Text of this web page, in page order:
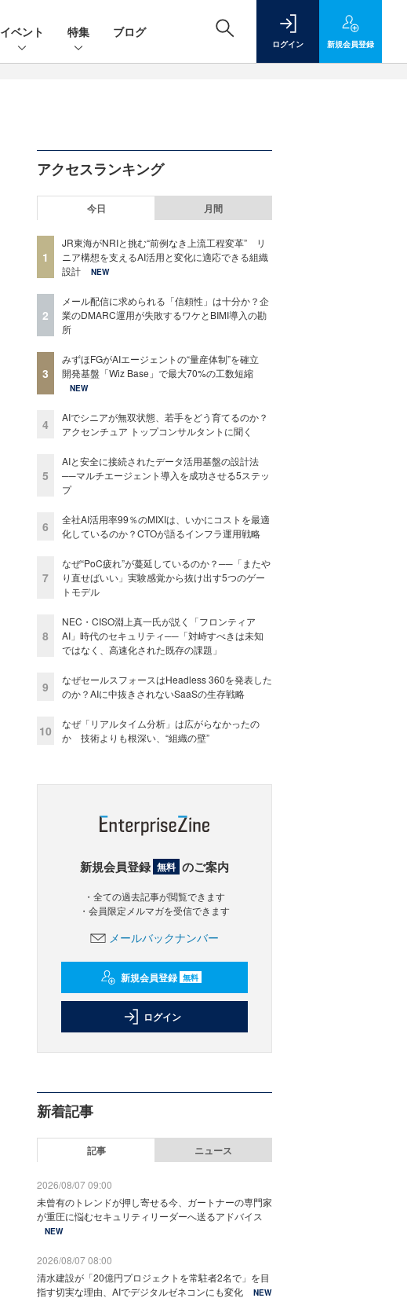
イベント 特集 ブログ
ログイン 新規会員登録
アクセスランキング
今日 月間
1
JR東海がNRIと挑む“前例なき上流工程変革” リ
ニア構想を支えるAI活用と変化に適応できる組織
設計
NEW
2
メール配信に求められる「信頼性」は十分か？企
業のDMARC運用が失敗するワケとBIMI導入の勘
所
3
みずほFGがAIエージェントの“量産体制”を確立
開発基盤「Wiz Base」で最大70%の工数短縮
NEW
4
AIでシニアが無双状態、若手をどう育てるのか？
アクセンチュア トップコンサルタントに聞く
5
AIと安全に接続されたデータ活用基盤の設計法
──マルチエージェント導入を成功させる5ステッ
プ
6
全社AI活用率99％のMIXIは、いかにコストを最適
化しているのか？CTOが語るインフラ運用戦略
7
なぜ“PoC疲れ”が蔓延しているのか？──「またや
り直せばいい」実験感覚から抜け出す5つのゲー
トモデル
8
NEC・CISO淵上真一氏が説く「フロンティア
AI」時代のセキュリティ──「対峙すべきは未知
ではなく、高速化された既存の課題」
9
なぜセールスフォースはHeadless 360を発表した
のか？AIに中抜きされないSaaSの生存戦略
10
なぜ「リアルタイム分析」は広がらなかったの
か 技術よりも根深い、“組織の壁”
新規会員登録 無料 のご案内
・全ての過去記事が閲覧できます
・会員限定メルマガを受信できます
メールバックナンバー
新規会員登録 無料
ログイン
新着記事
記事 ニュース
2026/08/07 09:00
未曾有のトレンドが押し寄せる今、ガートナーの専門家
が重圧に悩むセキュリティリーダーへ送るアドバイス
NEW
2026/08/07 08:00
清水建設が「20億円プロジェクトを常駐者2名で」を目
指す切実な理由、AIでデジタルゼネコンにも変化
NEW